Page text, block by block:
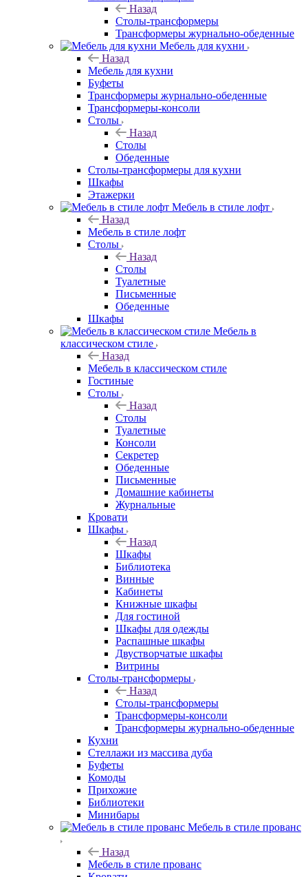
Назад
Столы-трансформеры
Трансформеры журнально-обеденные
Мебель для кухни
Назад
Мебель для кухни
Буфеты
Трансформеры журнально-обеденные
Трансформеры-консоли
Столы
Назад
Столы
Обеденные
Столы-трансформеры для кухни
Шкафы
Этажерки
Мебель в стиле лофт
Назад
Мебель в стиле лофт
Столы
Назад
Столы
Туалетные
Письменные
Обеденные
Шкафы
Мебель в
классическом стиле
Назад
Мебель в классическом стиле
Гостиные
Столы
Назад
Столы
Туалетные
Консоли
Секретер
Обеденные
Письменные
Домашние кабинеты
Журнальные
Кровати
Шкафы
Назад
Шкафы
Библиотека
Винные
Кабинеты
Книжные шкафы
Для гостиной
Шкафы для одежды
Распашные шкафы
Двустворчатые шкафы
Витрины
Столы-трансформеры
Назад
Столы-трансформеры
Трансформеры-консоли
Трансформеры журнально-обеденные
Кухни
Стеллажи из массива дуба
Буфеты
Комоды
Прихожие
Библиотеки
Минибары
Мебель в стиле прованс
Назад
Мебель в стиле прованс